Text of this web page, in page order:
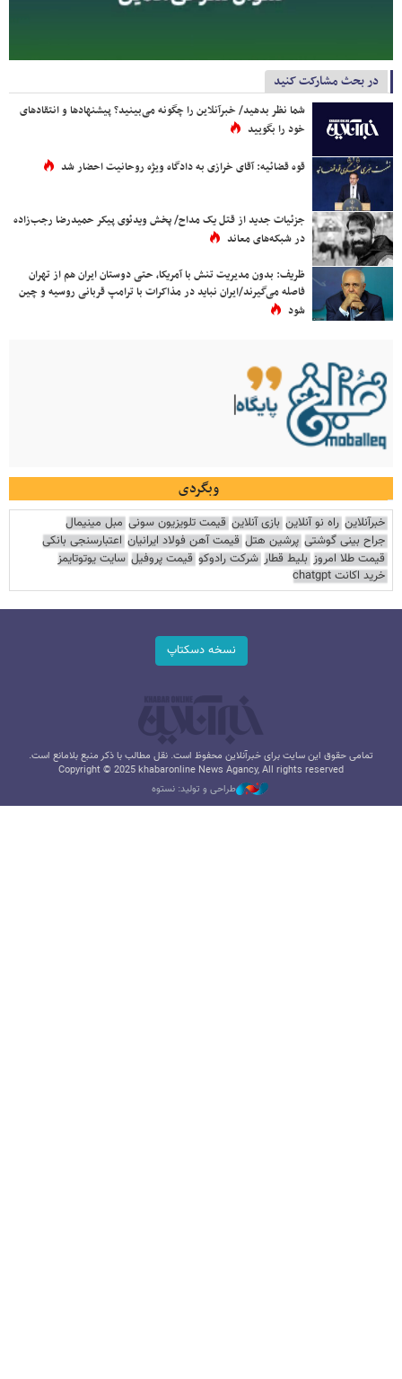
در بحث مشارکت کنید
شما نظر بدهید/ خبرآنلاین را چگونه می‌بینید؟ پیشنهادها و انتقادهای
خود را بگویید
قوه قضائیه: آقای خرازی به دادگاه ویژه روحانیت احضار شد
جزئیات جدید از قتل یک مداح/ پخش ویدئوی پیکر حمیدرضا رجب‌زاده
در شبکه‌های معاند
ظریف: بدون مدیریت تنش با آمریکا، حتی دوستان ایران هم از تهران
فاصله می‌گیرند/ایران نباید در مذاکرات با ترامپ قربانی روسیه و چین
شود
وبگردی
خبرآنلاین راه نو آنلاین بازی آنلاین قیمت تلویزیون سونی مبل مینیمال
جراح بینی گوشتی پرشین هتل قیمت آهن فولاد ایرانیان اعتبارسنجی بانکی
قیمت طلا امروز بلیط قطار شرکت رادوکو قیمت پروفیل سایت یوتوتایمز
خرید اکانت chatgpt
نسخه دسکتاپ
تمامی حقوق این سایت برای خبرآنلاین محفوظ است. نقل مطالب با ذکر منبع بلامانع است.
Copyright © 2025 khabaronline News Agancy, All rights reserved
طراحی و تولید: نستوه